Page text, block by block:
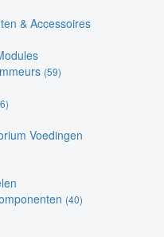
& Accessoires
(59)
Voedingen
(40)